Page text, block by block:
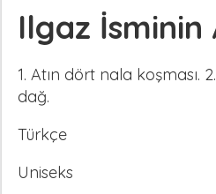
Ilgaz İsminin
1. Atın dört nala koşması.
dağ.
Türkçe
Uniseks